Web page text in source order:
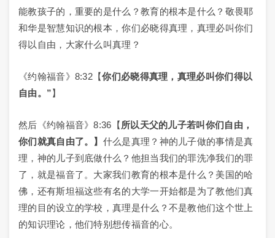
能教孩子的，重要的是什么？教育的根本是什么？敬畏耶
和华是智慧知识的根本，你们必晓得真理，真理必叫你们
得以自由，大家什么叫真理？
《约翰福音》8:32【你们必晓得真理，真理必叫你们得以
自由。”】
然后《约翰福音》8:36【所以天父的儿子若叫你们自由，
你们就真自由了。】 什么是真理？神的儿子做的事情是真
理，神的儿子到底做什么？他担当我们的罪洗净我们的罪
了，就是福音了。大家我们教育的根本是什么？美国的哈
佛，还有斯坦福这些有名的大学一开始都是为了教他们真
理的目的设立的学校，真理是什么？不是教他们这个世上
的知识理论，他们特别想传福音的心。